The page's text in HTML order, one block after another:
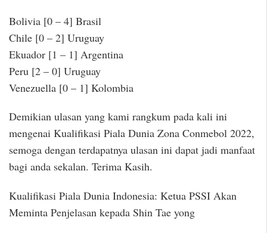
Bolivia [0 – 4] Brasil
Chile [0 – 2] Uruguay
Ekuador [1 – 1] Argentina
Peru [2 – 0] Uruguay
Venezuella [0 – 1] Kolombia
Demikian ulasan yang kami rangkum pada kali ini
mengenai Kualifikasi Piala Dunia Zona Conmebol 2022,
semoga dengan terdapatnya ulasan ini dapat jadi manfaat
bagi anda sekalan. Terima Kasih.
Kualifikasi Piala Dunia Indonesia: Ketua PSSI Akan
Meminta Penjelasan kepada Shin Tae yong